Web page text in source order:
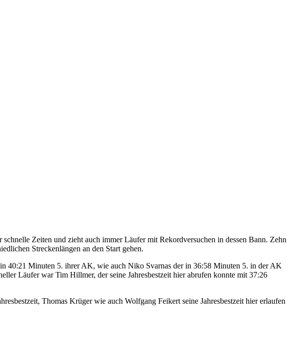
Zeiten und zieht auch immer Läufer mit Rekordversuchen in dessen Bann. Zehn
Streckenlängen an den Start gehen.
40:21 Minuten 5. ihrer AK, wie auch Niko Svarnas der in 36:58 Minuten 5. in der AK
Läufer war Tim Hillmer, der seine Jahresbestzeit hier abrufen konnte mit 37:26
Thomas Krüger wie auch Wolfgang Feikert seine Jahresbestzeit hier erlaufen